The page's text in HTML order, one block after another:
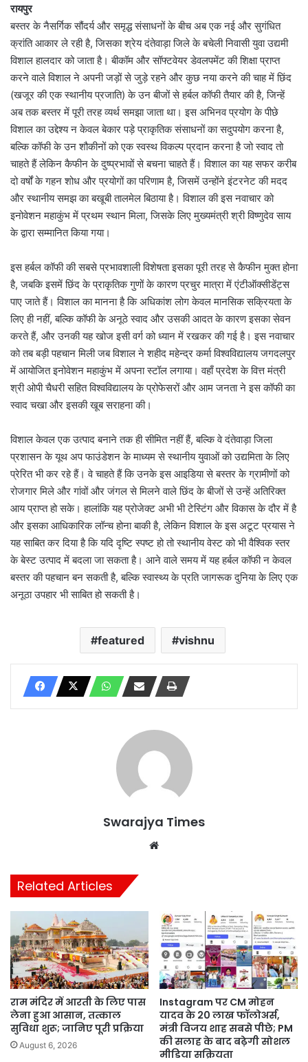
रायपुर
बस्तर के नैसर्गिक सौंदर्य और समृद्ध संसाधनों के बीच अब एक नई और सुगंधित
क्रांति आकार ले रही है, जिसका श्रेय दंतेवाड़ा जिले के बचेली निवासी युवा उद्यमी
विशाल हालदार को जाता है। बीकॉम और सॉफ्टवेयर डेवलपमेंट की शिक्षा प्राप्त
करने वाले विशाल ने अपनी जड़ों से जुड़े रहने और कुछ नया करने की चाह में छिंद
(खजूर की एक स्थानीय प्रजाति) के उन बीजों से हर्बल कॉफी तैयार की है, जिन्हें
अब तक बस्तर में पूरी तरह व्यर्थ समझा जाता था। इस अभिनव प्रयोग के पीछे
विशाल का उद्देश्य न केवल बेकार पड़े प्राकृतिक संसाधनों का सदुपयोग करना है,
बल्कि कॉफी के उन शौकीनों को एक स्वस्थ विकल्प प्रदान करना है जो स्वाद तो
चाहते हैं लेकिन कैफीन के दुष्प्रभावों से बचना चाहते हैं। विशाल का यह सफर करीब
दो वर्षों के गहन शोध और प्रयोगों का परिणाम है, जिसमें उन्होंने इंटरनेट की मदद
और स्थानीय समझ का बखूबी तालमेल बिठाया है। विशाल की इस नवाचार को
इनोवेशन महाकुंभ में प्रथम स्थान मिला, जिसके लिए मुख्यमंत्री श्री विष्णुदेव साय
के द्वारा सम्मानित किया गया।
इस हर्बल कॉफी की सबसे प्रभावशाली विशेषता इसका पूरी तरह से कैफीन मुक्त होना
है, जबकि इसमें छिंद के प्राकृतिक गुणों के कारण प्रचुर मात्रा में एंटीऑक्सीडेंट्स
पाए जाते हैं। विशाल का मानना है कि अधिकांश लोग केवल मानसिक सक्रियता के
लिए ही नहीं, बल्कि कॉफी के अनूठे स्वाद और उसकी आदत के कारण इसका सेवन
करते हैं, और उनकी यह खोज इसी वर्ग को ध्यान में रखकर की गई है। इस नवाचार
को तब बड़ी पहचान मिली जब विशाल ने शहीद महेन्द्र कर्मा विश्वविद्यालय जगदलपुर
में आयोजित इनोवेशन महाकुंभ में अपना स्टॉल लगाया। वहाँ प्रदेश के वित्त मंत्री
श्री ओपी चैधरी सहित विश्वविद्यालय के प्रोफेसरों और आम जनता ने इस कॉफी का
स्वाद चखा और इसकी खूब सराहना की।
विशाल केवल एक उत्पाद बनाने तक ही सीमित नहीं हैं, बल्कि वे दंतेवाड़ा जिला
प्रशासन के यूथ अप फाउंडेशन के माध्यम से स्थानीय युवाओं को उद्यमिता के लिए
प्रेरित भी कर रहे हैं। वे चाहते हैं कि उनके इस आइडिया से बस्तर के ग्रामीणों को
रोजगार मिले और गांवों और जंगल से मिलने वाले छिंद के बीजों से उन्हें अतिरिक्त
आय प्राप्त हो सके। हालांकि यह प्रोजेक्ट अभी भी टेस्टिंग और विकास के दौर में है
और इसका आधिकारिक लॉन्च होना बाकी है, लेकिन विशाल के इस अटूट प्रयास ने
यह साबित कर दिया है कि यदि दृष्टि स्पष्ट हो तो स्थानीय वेस्ट को भी वैश्विक स्तर
के बेस्ट उत्पाद में बदला जा सकता है। आने वाले समय में यह हर्बल कॉफी न केवल
बस्तर की पहचान बन सकती है, बल्कि स्वास्थ्य के प्रति जागरूक दुनिया के लिए एक
अनूठा उपहार भी साबित हो सकती है।
featured vishnu
Swarajya Times
Related Articles
राम मंदिर में आरती के लिए पास
लेना हुआ आसान, तत्काल
सुविधा शुरू; जानिए पूरी प्रक्रिया
August 6, 2026
Instagram पर CM मोहन
यादव के 20 लाख फॉलोअर्स,
मंत्री विजय शाह सबसे पीछे; PM
की सलाह के बाद बढ़ेगी सोशल
मीडिया सक्रियता